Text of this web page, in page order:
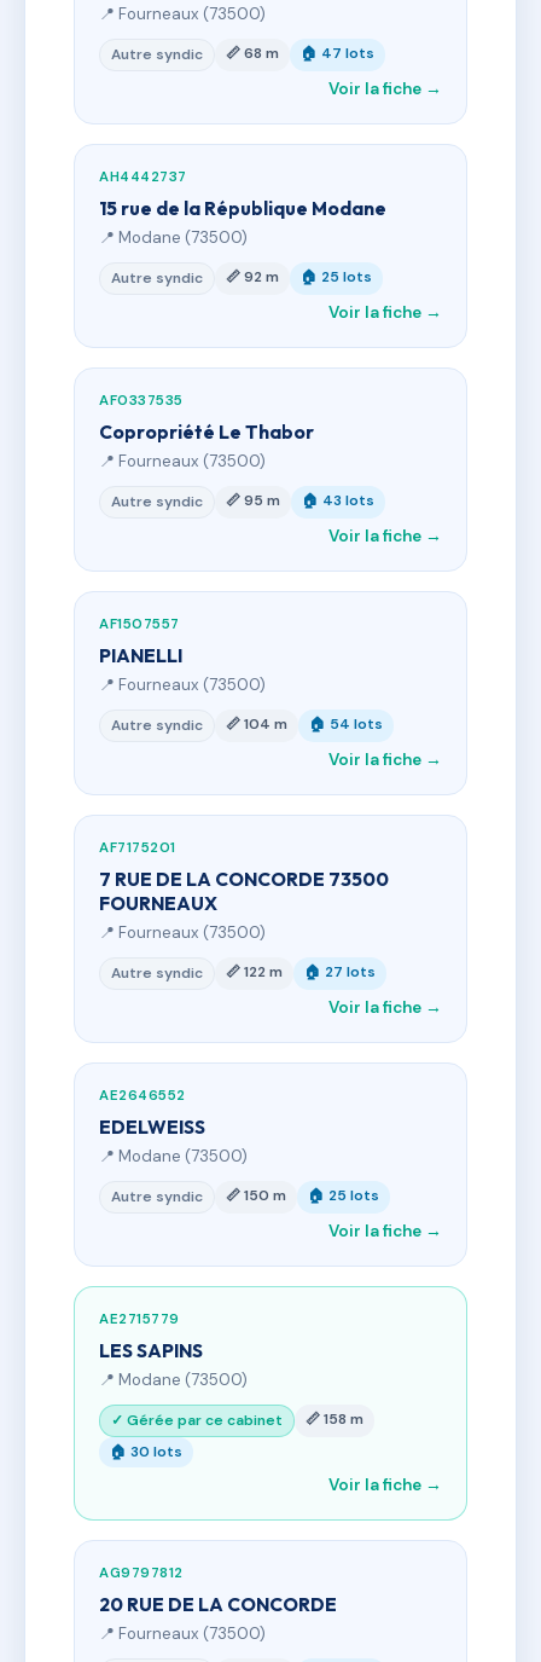
📍 Fourneaux (73500)
Autre syndic 📏 68 m 🏠 47 lots
Voir la fiche →
AH4442737
15 rue de la République Modane
📍 Modane (73500)
Autre syndic 📏 92 m 🏠 25 lots
Voir la fiche →
AF0337535
Copropriété Le Thabor
📍 Fourneaux (73500)
Autre syndic 📏 95 m 🏠 43 lots
Voir la fiche →
AF1507557
PIANELLI
📍 Fourneaux (73500)
Autre syndic 📏 104 m 🏠 54 lots
Voir la fiche →
AF7175201
7 RUE DE LA CONCORDE 73500
FOURNEAUX
📍 Fourneaux (73500)
Autre syndic 📏 122 m 🏠 27 lots
Voir la fiche →
AE2646552
EDELWEISS
📍 Modane (73500)
Autre syndic 📏 150 m 🏠 25 lots
Voir la fiche →
AE2715779
LES SAPINS
📍 Modane (73500)
✓ Gérée par ce cabinet
📏 158 m
🏠 30 lots
Voir la fiche →
AG9797812
20 RUE DE LA CONCORDE
📍 Fourneaux (73500)